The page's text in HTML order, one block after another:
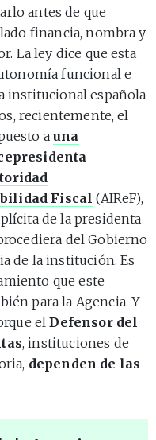
antes de que
financia, nombra y
La ley dice que esta
funcional e
institucional española
recientemente, el
auna
Fiscal (AIReF),
de la presidenta
del Gobierno
de la institución. Es
que este
para la Agencia. Y
elDefensor del
, instituciones de
dependen de las